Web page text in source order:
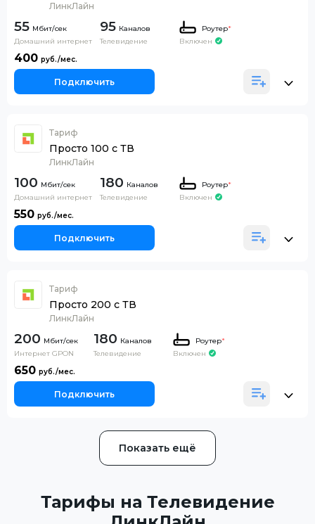
ЛинкЛайн
55
Домашний интернет
95 Каналов
Телевидение
Роутер*
Включен
400
Подключить
Тариф
Просто 100 с ТВ
ЛинкЛайн
100
Домашний интернет
180 Каналов
Телевидение
Роутер*
Включен
550
Подключить
Тариф
Просто 200 с ТВ
ЛинкЛайн
200
Интернет GPON
180 Каналов
Телевидение
Роутер*
Включен
650
Подключить
Показать ещё
Тарифы на Телевидение